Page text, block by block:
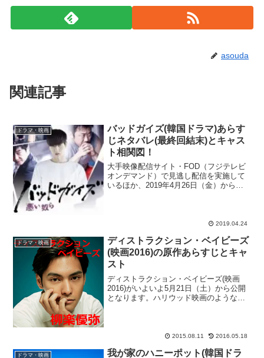
asouda
関連記事
ドラマ・映画
バッドガイズ(韓国ドラマ)あらす
じネタバレ(最終回結末)とキャス
ト相関図！
大手映像配信サイト・FOD（フジテレビ
オンデマンド）で見逃し配信を実施して
いるほか、2019年4月26日（金）から
2019.04.24
ドラマ・映画
ディストラクション・ベイビーズ
(映画2016)の原作あらすじとキャ
スト
ディストラクション・ベイビーズ(映画
2016)がいよいよ5月21日（土）から公開
となります。ハリウッド映画のようなタ
ン・ベイビーズ(映...2015.08.11 2016.05.18
ドラマ・映画 我が家のハニーポット(韓国ドラ